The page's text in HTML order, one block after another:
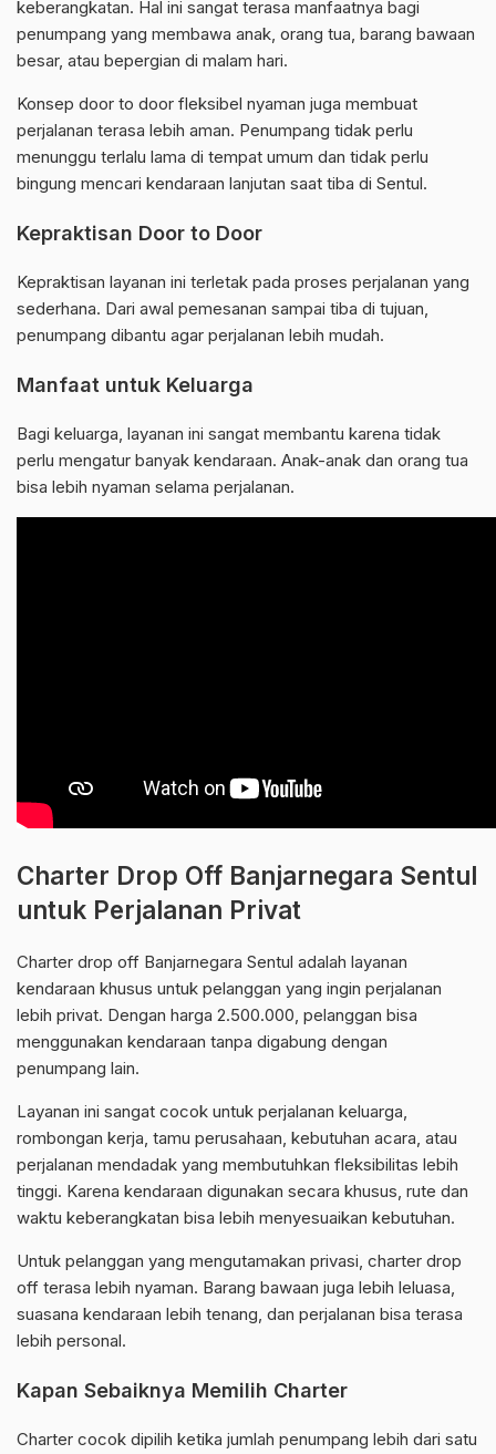
keberangkatan. Hal ini sangat terasa manfaatnya bagi
penumpang yang membawa anak, orang tua, barang bawaan
besar, atau bepergian di malam hari.
Konsep door to door fleksibel nyaman juga membuat
perjalanan terasa lebih aman. Penumpang tidak perlu
menunggu terlalu lama di tempat umum dan tidak perlu
bingung mencari kendaraan lanjutan saat tiba di Sentul.
Kepraktisan Door to Door
Kepraktisan layanan ini terletak pada proses perjalanan yang
sederhana. Dari awal pemesanan sampai tiba di tujuan,
penumpang dibantu agar perjalanan lebih mudah.
Manfaat untuk Keluarga
Bagi keluarga, layanan ini sangat membantu karena tidak
perlu mengatur banyak kendaraan. Anak-anak dan orang tua
bisa lebih nyaman selama perjalanan.
Charter Drop Off Banjarnegara Sentul
untuk Perjalanan Privat
Charter drop off Banjarnegara Sentul adalah layanan
kendaraan khusus untuk pelanggan yang ingin perjalanan
lebih privat. Dengan harga 2.500.000, pelanggan bisa
menggunakan kendaraan tanpa digabung dengan
penumpang lain.
Layanan ini sangat cocok untuk perjalanan keluarga,
rombongan kerja, tamu perusahaan, kebutuhan acara, atau
perjalanan mendadak yang membutuhkan fleksibilitas lebih
tinggi. Karena kendaraan digunakan secara khusus, rute dan
waktu keberangkatan bisa lebih menyesuaikan kebutuhan.
Untuk pelanggan yang mengutamakan privasi, charter drop
off terasa lebih nyaman. Barang bawaan juga lebih leluasa,
suasana kendaraan lebih tenang, dan perjalanan bisa terasa
lebih personal.
Kapan Sebaiknya Memilih Charter
Charter cocok dipilih ketika jumlah penumpang lebih dari satu